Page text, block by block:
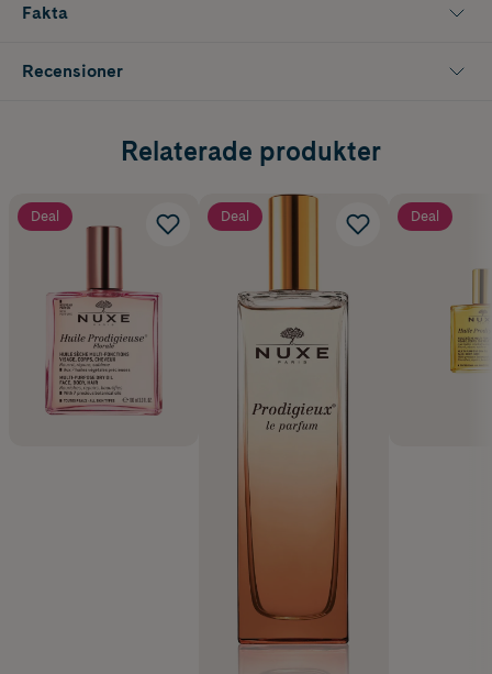
Fakta
Recensioner
Relaterade produkter
Deal Deal Deal